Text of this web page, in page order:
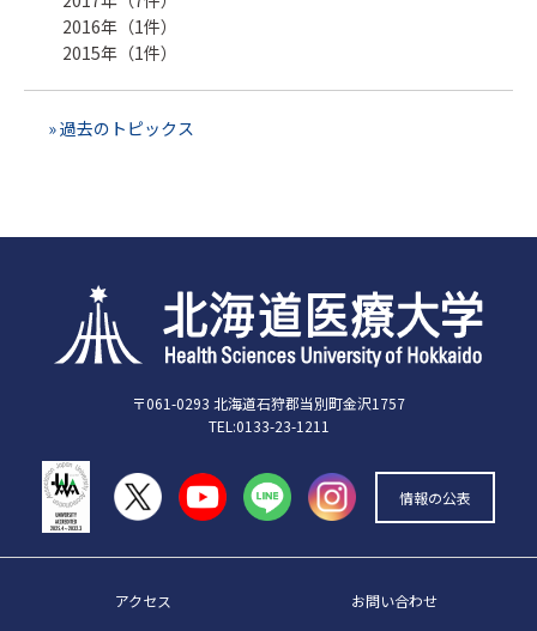
2016年（1件）
2015年（1件）
» 過去のトピックス
〒061-0293 北海道石狩郡当別町金沢1757
TEL:0133-23-1211
情報の公表
アクセス お問い合わせ